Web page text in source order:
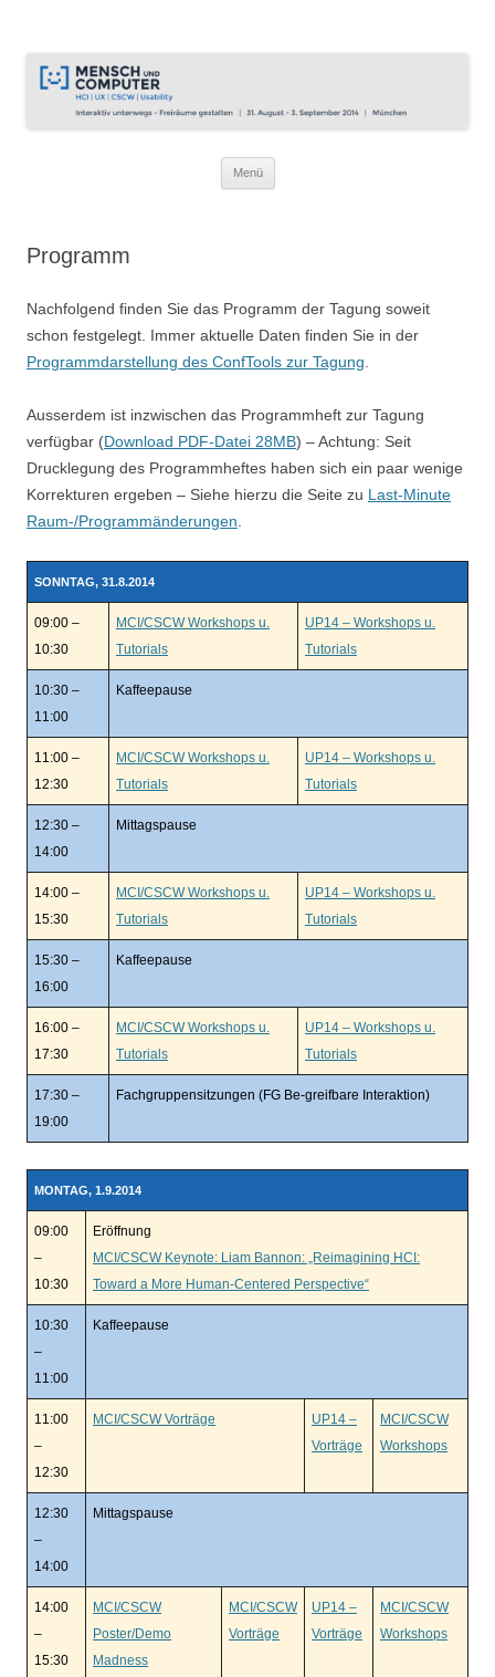
Mensch und Computer 2014
Menü
Programm
Nachfolgend finden Sie das Programm der Tagung soweit
schon festgelegt. Immer aktuelle Daten finden Sie in der
Programmdarstellung des ConfTools zur Tagung
Ausserdem ist inzwischen das Programmheft zur Tagung
verfügbar (Download PDF-Datei 28MB) – Achtung: Seit
Drucklegung des Programmheftes haben sich ein paar wenige
Korrekturen ergeben – Siehe hierzu die Seite zu Last-Minute
Raum-/Programmänderungen
SONNTAG, 31.8.2014
09:00 –
10:30
MCI/CSCW Workshops u.
Tutorials
UP14 – Workshops u.
Tutorials
10:30 –
11:00
Kaffeepause
11:00 –
12:30
MCI/CSCW Workshops u.
Tutorials
UP14 – Workshops u.
Tutorials
12:30 –
14:00
Mittagspause
14:00 –
15:30
MCI/CSCW Workshops u.
Tutorials
UP14 – Workshops u.
Tutorials
15:30 –
16:00
Kaffeepause
16:00 –
17:30
MCI/CSCW Workshops u.
Tutorials
UP14 – Workshops u.
Tutorials
17:30 –
19:00
Fachgruppensitzungen (FG Be-greifbare Interaktion)
MONTAG, 1.9.2014
09:00
–
10:30
Eröffnung
MCI/CSCW Keynote: Liam Bannon: „Reimagining HCI:
Toward a More Human-Centered Perspective“
10:30
–
11:00
Kaffeepause
11:00
–
12:30
MCI/CSCW Vorträge
UP14 –
Vorträge
MCI/CSCW
Workshops
12:30
–
14:00
Mittagspause
14:00
–
15:30
MCI/CSCW
Poster/Demo
Madness
MCI/CSCW
Vorträge
UP14 –
Vorträge
MCI/CSCW
Workshops